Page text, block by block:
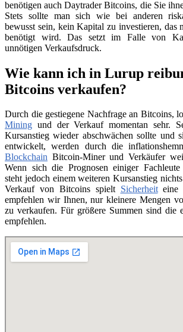
benötigen auch Daytrader Bitcoins, die Sie
Stets sollte man sich wie bei anderen
bewusst sein, kein Kapital zu investieren, das
benötigt wird. Das setzt im Falle von
unnötigen Verkaufsdruck.
Wie kann ich in Lurup
Bitcoins verkaufen?
Durch die gestiegene Nachfrage an Bitcoins,
Mining und der Verkauf momentan sehr.
Kursanstieg wieder abschwächen sollte und
entwickelt, werden durch die
Blockchain Bitcoin-Miner und Verkäufer
Wenn sich die Prognosen einiger
steht jedoch einem weiteren Kursanstieg
Verkauf von Bitcoins spielt Sicherheiteine
empfehlen wir Ihnen, nur kleinere Mengen
zu verkaufen. Für größere Summen sind die
empfehlen.